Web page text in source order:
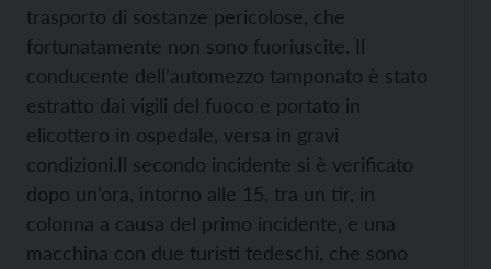
trasporto di sostanze pericolose, che
fortunatamente non sono fuoriuscite. Il
conducente dell’automezzo tamponato è stato
estratto dai vigili del fuoco e portato in
elicottero in ospedale, versa in gravi
condizioni.Il secondo incidente si è verificato
dopo un’ora, intorno alle 15, tra un tir, in
colonna a causa del primo incidente, e una
macchina con due turisti tedeschi, che sono